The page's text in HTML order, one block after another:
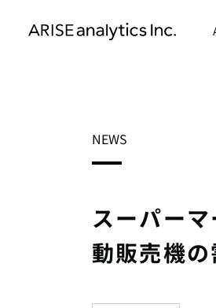
NEWS
スーパー
動販売機